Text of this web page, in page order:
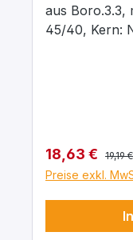
aus Boro.3.3,
45/40, Kern:
18,63 € 19,19 €
Preise exkl.